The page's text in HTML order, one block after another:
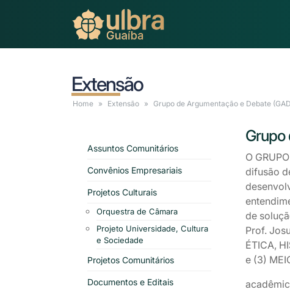
Extensão
Home Extensão Grupo de Argumentação e Debate
Assuntos Comunitários
Convênios Empresariais
Projetos Culturais
Orquestra de Câmara
Projeto Universidade, Cultura
e Sociedade
Projetos Comunitários
Documentos e Editais
Grupo
O
difusão
de
Prof.
ÉTICA,
e (3)